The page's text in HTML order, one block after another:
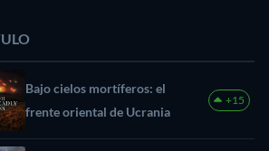
Bajo cielos mortíferos: el
frente oriental de Ucrania
+15